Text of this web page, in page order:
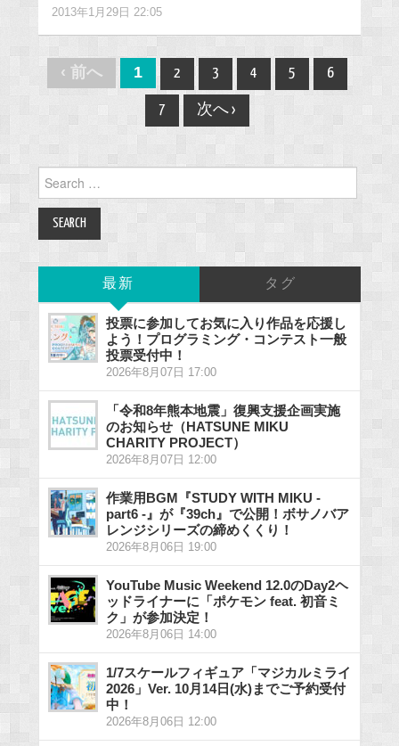
2013年1月29日 22:05
Post
navigation
‹ 前へ 1 2 3 4 5 6
7 次へ ›
Search
for:
最新 タグ
投票に参加してお気に入り作品を応援し
よう！プログラミング・コンテスト一般
投票受付中！
2026年8月07日 17:00
「令和8年熊本地震」復興支援企画実施
のお知らせ（HATSUNE MIKU
CHARITY PROJECT）
2026年8月07日 12:00
作業用BGM『STUDY WITH MIKU -
part6 -』が『39ch』で公開！ボサノバア
レンジシリーズの締めくくり！
2026年8月06日 19:00
YouTube Music Weekend 12.0のDay2ヘ
ッドライナーに「ポケモン feat. 初音ミ
ク」が参加決定！
2026年8月06日 14:00
1/7スケールフィギュア「マジカルミライ
2026」Ver. 10月14日(水)までご予約受付
中！
2026年8月06日 12:00